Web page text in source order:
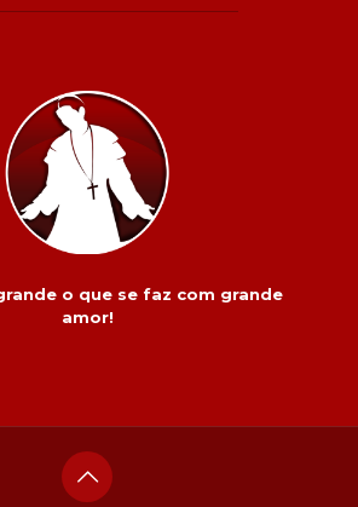
o que se faz com grande
amor!